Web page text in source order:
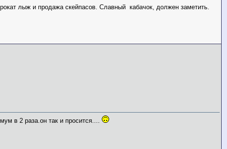
лыж и продажа скейпасов. Славный кабачок, должен заметить.
в 2 раза.он так и просится....